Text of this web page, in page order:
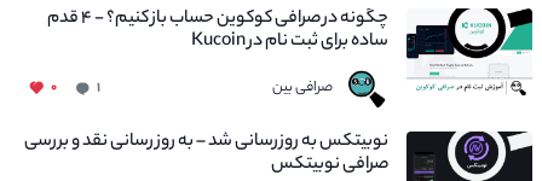
چگونه در صرافی کوکوین حساب باز کنیم؟ - ۴ قدم
ساده برای ثبت نام در Kucoin
صرافی بین ۱ ۰
نوبیتکس به روزرسانی شد – به روز رسانی نقد و بررسی
صرافی نوبیتکس